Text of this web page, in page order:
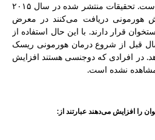
و سندرم کوشینگ است. تحقیقات منتشر شده در سال ۲۰۱۵
هورمونی دریافت می‌کنند در معرض
قرار دارند. با این حال استفاده از
قبل از شروع درمان هورمونی ریسک
در افرادی که دوجنسی هستند افزایش
مشاهده نشده است.
را افزایش می‌دهند عبارتند از: